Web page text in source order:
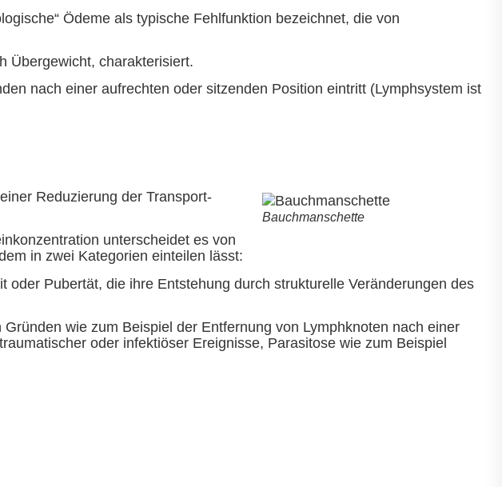
Ödeme als typische Fehlfunktion bezeichnet, die von
Übergewicht, charakterisiert.
nach einer aufrechten oder sitzenden Position eintritt (Lymphsystem ist
Bauchmanschette
Reduzierung der Transport-
unterscheidet es von
in zwei Kategorien einteilen lässt:
Pubertät, die ihre Entstehung durch strukturelle Veränderungen des
wie zum Beispiel der Entfernung von Lymphknoten nach einer
oder infektiöser Ereignisse, Parasitose wie zum Beispiel